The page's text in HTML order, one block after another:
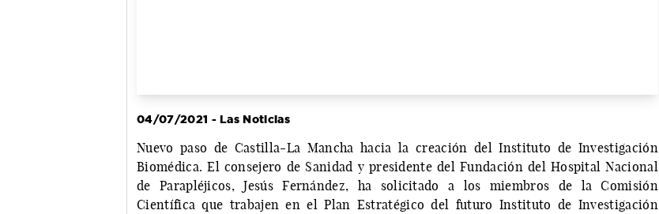
04/07/2021 - Las Noticias
Nuevo paso de Castilla-La Mancha hacia la creación del Instituto de Investigación
Biomédica. El consejero de Sanidad y presidente del Fundación del Hospital Nacional
de Parapléjicos, Jesús Fernández, ha solicitado a los miembros de la Comisión
Científica que trabajen en el Plan Estratégico del futuro Instituto de Investigación